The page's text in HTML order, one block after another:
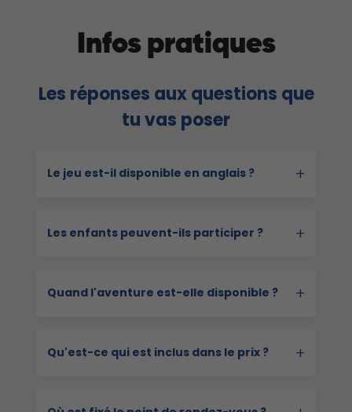
Infos pratiques
Les réponses aux questions que
tu vas poser
Le jeu est-il disponible en anglais ? +
Les enfants peuvent-ils participer ? +
Quand l'aventure est-elle disponible ? +
Qu'est-ce qui est inclus dans le prix ? +